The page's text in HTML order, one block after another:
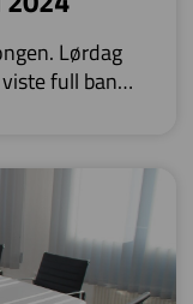
Lørdag
full bane